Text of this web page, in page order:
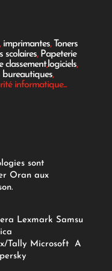
imprimantes, Toners
scolaires, Papeterie
classement,logiciels,
bureautiques,
informatique...
sont
Oran aux
Lexmark Samsu
Tally Microsoft
A